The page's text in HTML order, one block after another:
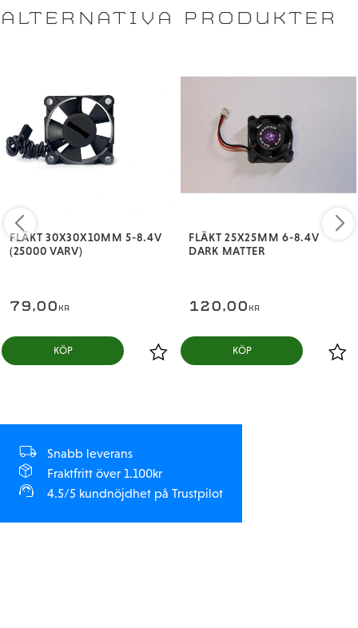
ALTERNATIVA PRODUKTER
FLÄKT 30X30X10MM 5-8.4V
(25000 VARV)
79,00 KR
KÖP
FLÄKT 25X25MM 6-8.4V
DARK MATTER
120,00 KR
KÖP
Snabb leverans
Fraktfritt över 1.100kr
4.5/5 kundnöjdhet på Trustpilot